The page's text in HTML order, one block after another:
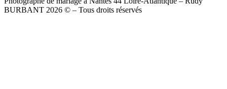
BURBANT 2026 © – Tous droits réservés